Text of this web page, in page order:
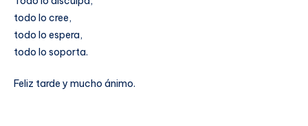
todo lo cree,
todo lo espera,
todo lo soporta.
Feliz tarde y mucho ánimo.